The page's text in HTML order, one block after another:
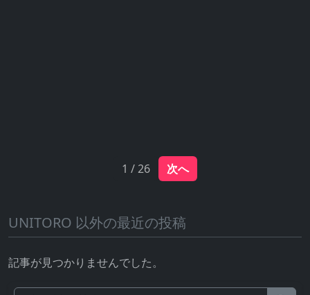
1 / 26 次へ
UNITORO 以外の最近の投稿
記事が見つかりませんでした。